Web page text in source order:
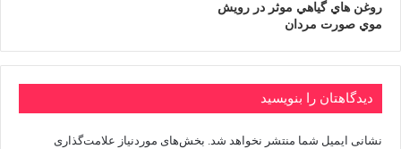
روغن هاي گياهي موثر در رويش
موي صورت مردان
دیدگاهتان را بنویسید
نشانی ایمیل شما منتشر نخواهد شد. بخش‌های موردنیاز علامت‌گذاری